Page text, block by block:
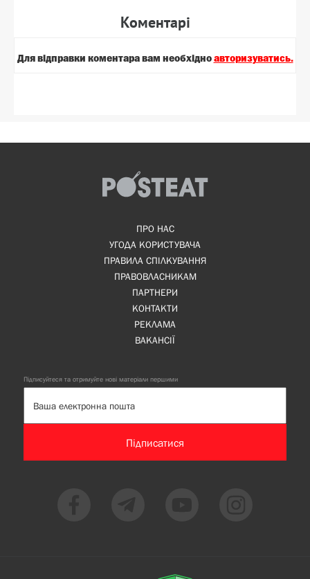
Коментарi
Для вiдправки коментара вам необхiдно авторизуватись.
ПРО НАС
УГОДА КОРИСТУВАЧА
ПРАВИЛА СПІЛКУВАННЯ
ПРАВОВЛАСНИКАМ
ПАРТНЕРИ
КОНТАКТИ
РЕКЛАМА
ВАКАНСІЇ
Підписуйтеся та отримуйте нові матеріали першими
Підписатися